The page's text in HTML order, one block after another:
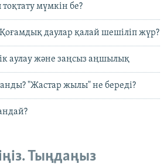
мүмкін бе?
даулар қалай шешіліп жүр?
аулау және заңсыз аңшылық
"Жастар жылы" не береді?
Тыңдаңыз